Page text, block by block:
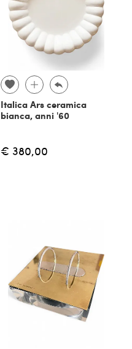
Italica Ars ceramica
bianca, anni '60
€ 380,00